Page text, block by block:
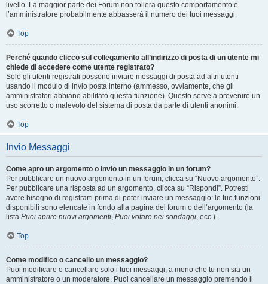
livello. La maggior parte dei Forum non tollera questo comportamento e
l’amministratore probabilmente abbasserà il numero dei tuoi messaggi.
Top
Perché quando clicco sul collegamento all’indirizzo di posta di un utente mi
chiede di accedere come utente registrato?
Solo gli utenti registrati possono inviare messaggi di posta ad altri utenti
usando il modulo di invio posta interno (ammesso, ovviamente, che gli
amministratori abbiano abilitato questa funzione). Questo serve a prevenire un
uso scorretto o malevolo del sistema di posta da parte di utenti anonimi.
Top
Invio Messaggi
Come apro un argomento o invio un messaggio in un forum?
Per pubblicare un nuovo argomento in un forum, clicca su “Nuovo argomento”.
Per pubblicare una risposta ad un argomento, clicca su “Rispondi”. Potresti
avere bisogno di registrarti prima di poter inviare un messaggio: le tue funzioni
disponibili sono elencate in fondo alla pagina del forum o dell’argomento (la
lista Puoi aprire nuovi argomenti, Puoi votare nei sondaggi, ecc.).
Top
Come modifico o cancello un messaggio?
Puoi modificare o cancellare solo i tuoi messaggi, a meno che tu non sia un
amministratore o un moderatore. Puoi cancellare un messaggio premendo il